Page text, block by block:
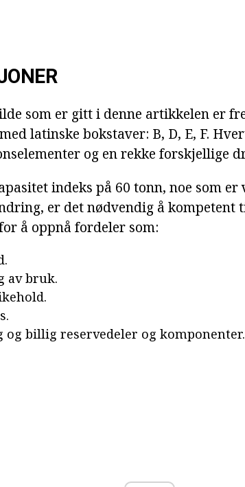
som er gitt i denne artikkelen er
latinske bokstaver: B, D, E, F.
og en rekke forskjellige
indeks på 60 tonn, noe som
er det nødvendig å
å oppnå fordeler som:
av bruk.
og billig reservedeler og komponenter.